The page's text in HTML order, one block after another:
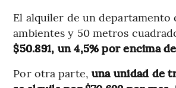
El alquiler de un departamento
ambientes y 50 metros
$50.891, un 4,5% por encima
Por otra parte, una unidad de